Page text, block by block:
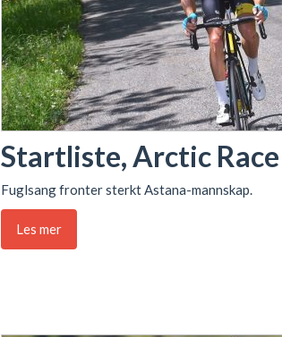
Startliste, Arctic
Fuglsang fronter sterkt Astana-mannskap.
Les mer